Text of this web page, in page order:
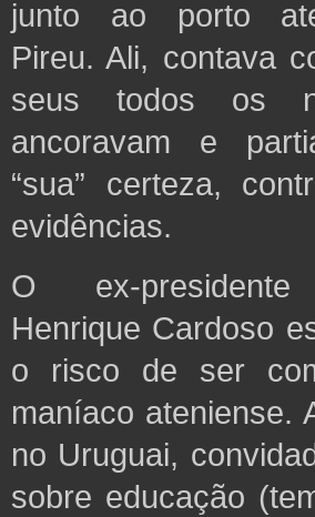
junto ao porto
Pireu. Ali, contava
seus todos os
ancoravam e
“sua” certeza,
evidências.
O ex-presidente
Henrique Cardoso
o risco de ser
maníaco ateniense.
no Uruguai,
sobre educação